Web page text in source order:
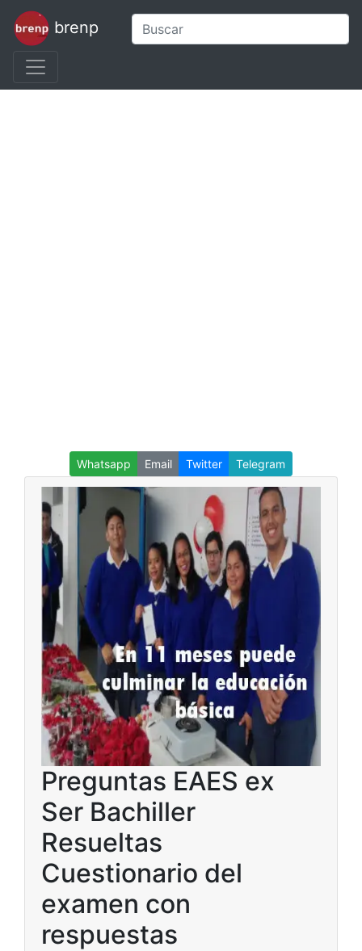
brenp
Whatsapp Email Twitter Telegram
Preguntas EAES ex
Ser Bachiller
Resueltas
Cuestionario del
examen con
respuestas